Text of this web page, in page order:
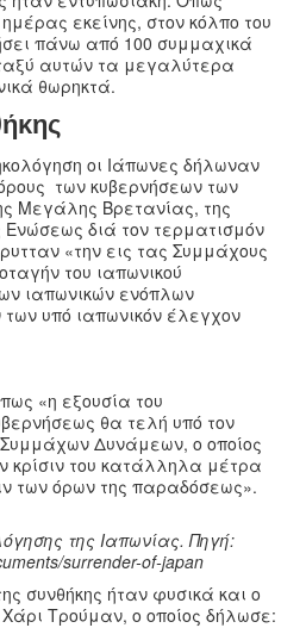
εκείνης, στον κόλπο του
πάνω από 100 συμμαχικά
αυτών τα μεγαλύτερα
θωρηκτά.
οι Ιάπωνες δήλωναν
των κυβερνήσεων των
Μεγάλης Βρετανίας, της
Ενώσεως διά τον τερματισμόν
«την εις τας Συμμάχους
του ιαπωνικού
ιαπωνικών ενόπλων
υπό ιαπωνικόν έλεγχον
«η εξουσία του
θα τελή υπό τον
Δυνάμεων, ο οποίος
του κατάλληλα μέτρα
των όρων της παραδόσεως».
της Ιαπωνίας. Πηγή:
surrender-of-japan
συνθήκης ήταν φυσικά και ο
Τρούμαν, ο οποίος δήλωσε: